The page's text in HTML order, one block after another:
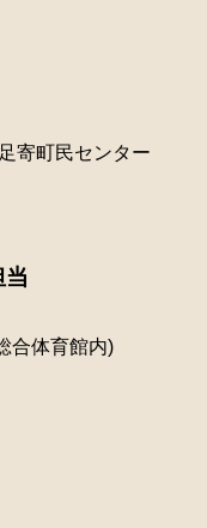
寄町民センター
合体育館内)